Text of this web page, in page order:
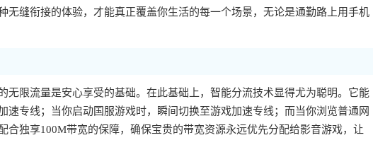
无缝衔接的体验，才能真正覆盖你生活的每一个场景，无论是通勤路上用手机
无限流量是安心享受的基础。在此基础上，智能分流技术显得尤为聪明。它能
速专线；当你启动国服游戏时，瞬间切换至游戏加速专线；而当你浏览普通网
合独享100M带宽的保障，确保宝贵的带宽资源永远优先分配给影音游戏，让